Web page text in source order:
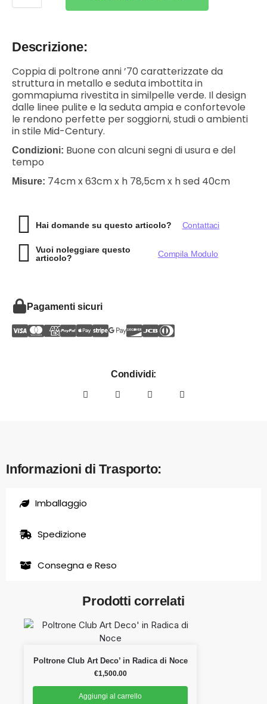
Descrizione:
Coppia di poltrone anni ’70 caratterizzate da
struttura in metallo e seduta imbottita in
gommapiuma rivestita in similpelle verde. Il design
dalle linee pulite e la seduta ampia e confortevole
le rendono perfette per soggiorni, studi o ambienti
in stile Mid-Century.
Condizioni: Buone con alcuni segni di usura e del
tempo
Misure: 74cm x 63cm x h 78,5cm x h sed 40cm
Hai domande su questo articolo? Contattaci
Vuoi noleggiare questo
articolo?
Compila Modulo
Pagamenti sicuri
Condividi:
Informazioni di Trasporto:
Imballaggio
Spedizione
Consegna e Reso
Prodotti correlati
Poltrone Club Art Deco’ in Radica di Noce
€1,500.00
Aggiungi al carrello